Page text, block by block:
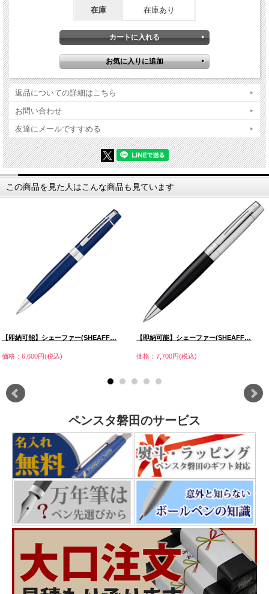
在庫 在庫あり
返品についての詳細はこちら
お問い合わせ
友達にメールですすめる
この商品を見た人はこんな商品も見ています
【即納可能】シェーファー(SHEAFF…
価格：6,600円(税込)
【即納可能】シェーファー(SHEAFF…
価格：7,700円(税込)
ペンスタ磐田のサービス